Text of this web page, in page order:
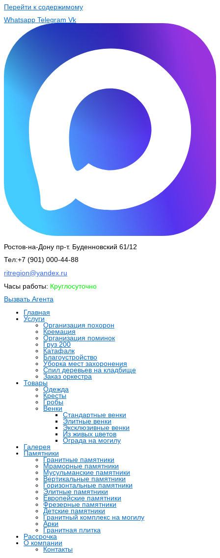
Перейти к содержимому
Whatsapp Telegram Vk
Ростов-на-Дону пр-т. Буденновский 61/12
Тел:+7 (901) 000-44-88
ritregion@yandex.ru
Часы работы: Круглосуточно
Вызвать Агента
Главная
Услуги
Организация похорон
Кремация
Организация поминок
Груз 200
Катафалк
Благоустройство
Уборка мест захоронения
Спил деревьев на кладбище
Заказ оркестра
Товары
Одежда
Кресты
Гробы
Венки
Стандартные венки
Элитные венки
Эксклюзивные венки
Из живых цветов
Ограда на могилу
Галерея
Памятники
Гранитные памятники
Мраморные памятники
Мусульманские памятники
Вертикальные памятники
Горизонтальные памятники
Элитные памятники
Европейские памятники
Фрезерные памятники
Детские памятники
Гранитный комплекс на могилу
Арки
Гранитная плитка
Рассрочка
О компании
Контакты